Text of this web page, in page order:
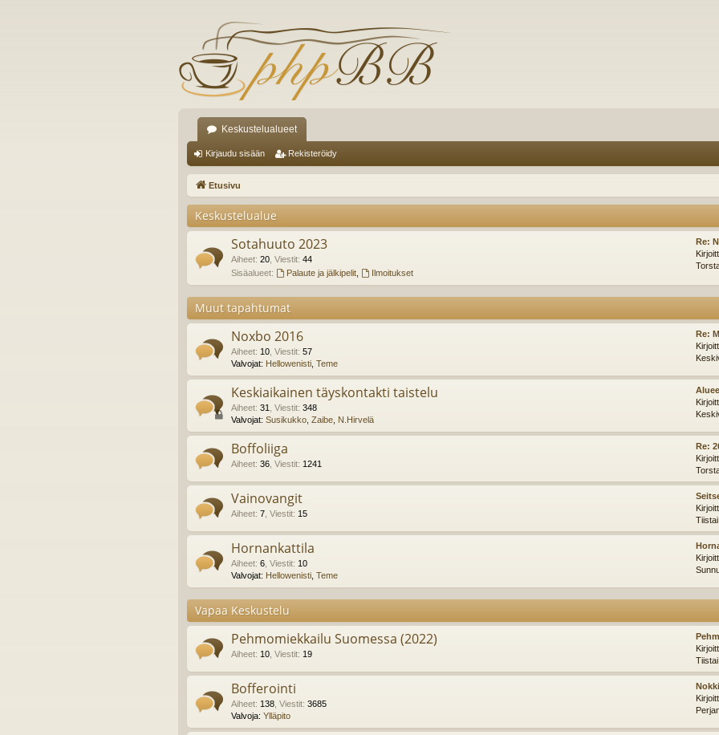
Keskustelualueet
Kirjaudu sisään Rekisteröidy
Etusivu
Keskustelualue
Sotahuuto 2023
Aiheet: 20 Viestit: 44
Sisäalueet:
Palaute ja jälkipelit, Ilmoitukset
Re:
Muut tapahtumat
Noxbo 2016
Aiheet: 10 Viestit: 57
Valvojat: Hellowenisti Teme
Re:
Keskiaikainen täyskontakti taistelu
Aiheet: 31 Viestit: 348
Valvojat: Susikukko Zaibe N.Hirvelä
Boffoliiga
Aiheet: 36 Viestit: 1241
Re:
Vainovangit
Aiheet: 7 Viestit: 15
Hornankattila
Aiheet: 6 Viestit: 10
Valvojat: Hellowenisti Teme
Vapaa Keskustelu
Pehmomiekkailu Suomessa (2022)
Aiheet: 10 Viestit: 19
Bofferointi
Aiheet: 138 Viestit: 3685
Valvoja: Ylläpito